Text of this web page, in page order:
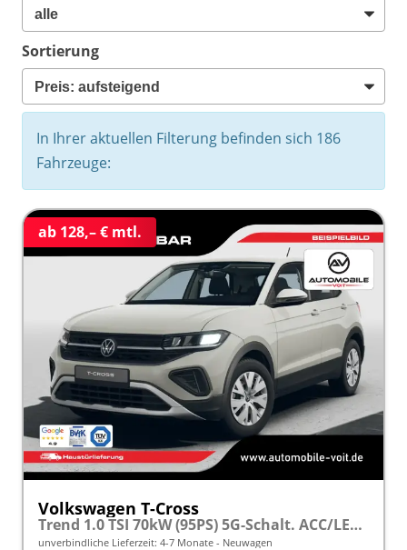
Sortierung
In Ihrer aktuellen Filterung befinden sich 186
Fahrzeuge:
ab 128,– € mtl.
Volkswagen T-Cross
Trend 1.0 TSI 70kW (95PS) 5G-Schalt. ACC/LED/Bluetooth frei konfigurierbar!
unverbindliche Lieferzeit: 4-7 Monate Neuwagen